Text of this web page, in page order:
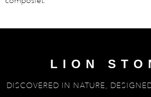
LION
DISCOVERED IN NATURE,